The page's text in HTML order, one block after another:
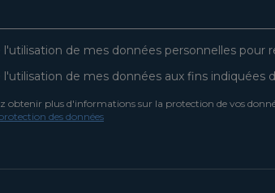
l'utilisation de mes données personnelles pour
de mes données aux fins indiquées
obtenir plus d'informations sur la protection de vos
des données